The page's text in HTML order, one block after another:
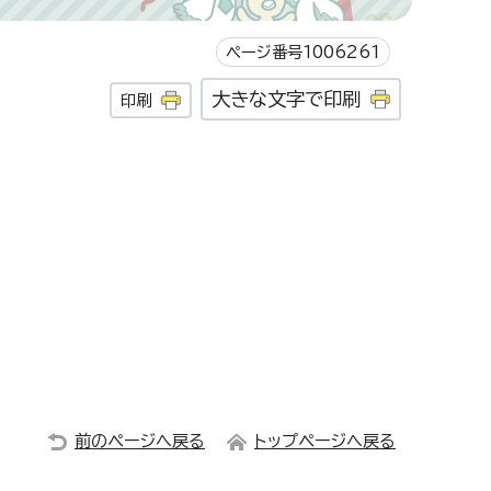
ページ番号1006261
印刷 大きな文字で印刷
前のページへ戻る トップページへ戻る